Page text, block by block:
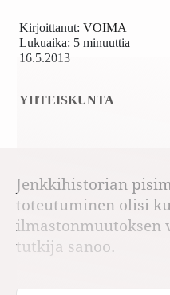
16.5.2013
Kirjoittanut: VOIMA
Lukuaika: 5 minuuttia
YHTEISKUNTA
Jenkkihistorian
toteutuminen olisi
ilmastonmuutoksen
tutkija sanoo.